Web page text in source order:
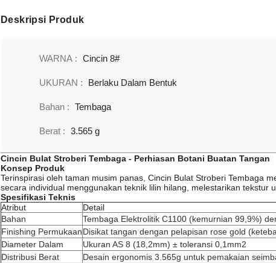
Deskripsi Produk
WARNA : Cincin 8#
UKURAN : Berlaku Dalam Bentuk
Bahan : Tembaga
Berat : 3.565 g
Cincin Bulat Stroberi Tembaga - Perhiasan Botani Buatan Tangan
Konsep Produk
Terinspirasi oleh taman musim panas, Cincin Bulat Stroberi Tembaga
secara individual menggunakan teknik lilin hilang, melestarikan tekstur
Spesifikasi Teknis
Atribut
Detail
Bahan
Tembaga Elektrolitik C1100 (kemurnian 99,9%)
Finishing PermukaanDisikat tangan dengan pelapisan rose gold
Diameter Dalam
Ukuran AS 8 (18,2mm) ± toleransi 0,1mm2
Distribusi Berat
Desain ergonomis 3.565g untuk pemakaian